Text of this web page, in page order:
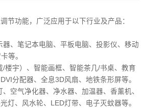
节功能，广泛应用于以下行业及产品：
器、笔记本电脑、平板电脑、投影仪、移动
等。
/楼宇）、智能画框、智能茶几/书桌、教育
分配器、全息3D风扇、地铁条形屏等。
空气净化器、净水器、加温器、香薰机、
灯、风水轮、LED灯带、电子灭蚊器等。